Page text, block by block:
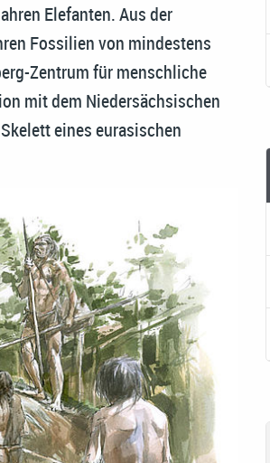
Elefanten. Aus der
Fossilien von mindestens
Zentrum für menschliche
mit dem Niedersächsischen
eines eurasischen